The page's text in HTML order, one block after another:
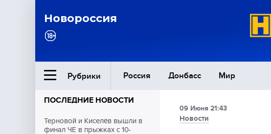
Новороссия
Рубрики Россия Донбасс Мир
Ближний Восток
ПОСЛЕДНИЕ НОВОСТИ
Терновой и Киселёв вышли в
финал ЧЕ в прыжках с 10-
09 Июня 21:43
Новости